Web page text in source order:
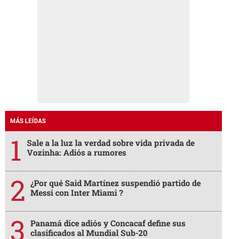
MÁS LEÍDAS
Sale a la luz la verdad sobre vida privada de
Vozinha: Adiós a rumores
¿Por qué Said Martínez suspendió partido de
Messi con Inter Miami ?
Panamá dice adiós y Concacaf define sus
clasificados al Mundial Sub-20